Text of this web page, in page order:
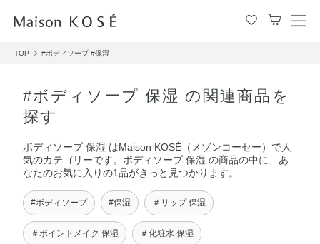
メ
TOP #ボディソープ #保湿
#ボディソープ 保湿 の関連商品を
探す
ボディソープ 保湿 はMaison KOSÉ（メゾンコーセー）で人
気のカテゴリーです。ボディソープ 保湿 の商品の中に、あ
なたのお気に入りの1品がきっと見つかります。
#ボディソープ #保湿 ＃リップ 保湿
＃ポイントメイク 保湿 ＃化粧水 保湿